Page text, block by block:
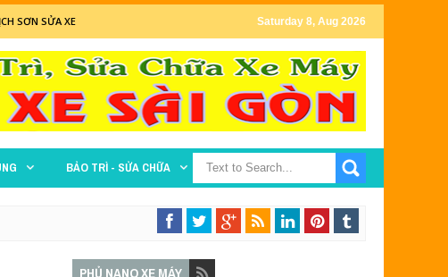
SƠN SỬA XE Saturday 8, Aug 2026
BẢO TRÌ - SỬA CHỮA
PHỦ NANO XE MÁY